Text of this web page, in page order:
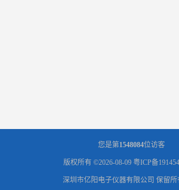
您是第1548084位访客
版权所有 ©2026-08-09 粤ICP备
深圳市亿阳电子仪器有限公司 保留所